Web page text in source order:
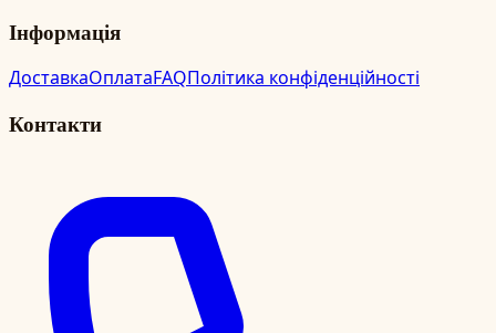
Інформація
ДоставкаОплатаFAQПолітика конфіденційності
Контакти